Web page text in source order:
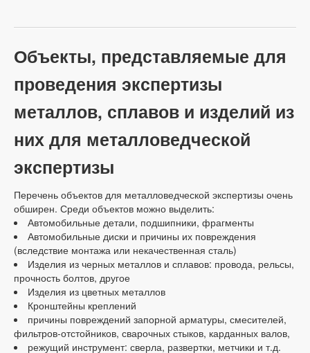
Объекты, представляемые для
проведения экспертизы
металлов, сплавов и изделий из
них для металловедческой
экспертизы
Перечень объектов для металловедческой экспертизы очень
обширен. Среди объектов можно выделить:
Автомобильные детали, подшипники, фрагменты
Автомобильные диски и причины их повреждения
(вследствие монтажа или некачественная сталь)
Изделия из черных металлов и сплавов: провода, рельсы,
прочность болтов, другое
Изделия из цветных металлов
Кронштейны креплений
причины повреждений запорной арматуры, смесителей,
фильтров-отстойников, сварочных стыков, карданных валов,
режущий инструмент: сверла, развертки, метчики и т.д.